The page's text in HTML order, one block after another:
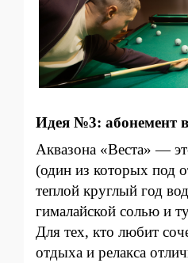
Идея №3: абонемент
Аквазона «Веста» —
(один из которых под
теплой круглый год
гималайской солью и
Для тех, кто любит
отдыха и релакса